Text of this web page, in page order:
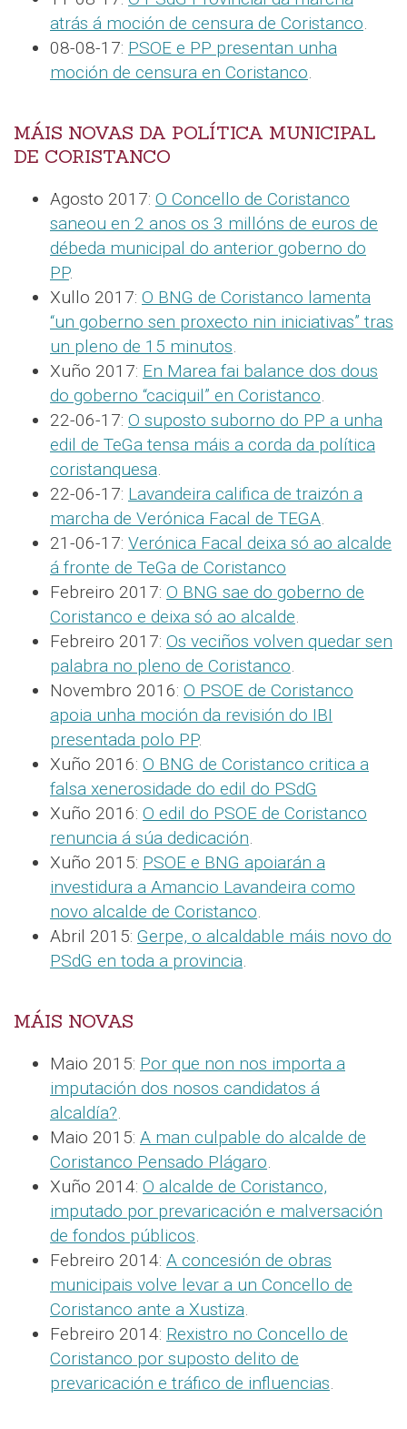
atrás á moción de censura de Coristanco
08-08-17: PSOE e PP presentan unha
moción de censura en Coristanco
MÁIS NOVAS DA POLÍTICA MUNICIPAL
DE CORISTANCO
Agosto 2017: O Concello de Coristanco
saneou en 2 anos os 3 millóns de euros de
débeda municipal do anterior goberno do
PP.
Xullo 2017: O BNG de Coristanco lamenta
“un goberno sen proxecto nin iniciativas” tras
un pleno de 15 minutos
Xuño 2017: En Marea fai balance dos dous
do goberno “caciquil” en Coristanco
22-06-17: O suposto suborno do PP a unha
edil de TeGa tensa máis a corda da política
coristanquesa
22-06-17: Lavandeira califica de traizón a
marcha de Verónica Facal de TEGA
21-06-17: Verónica Facal deixa só ao alcalde
á fronte de TeGa de Coristanco
Febreiro 2017: O BNG sae do goberno de
Coristanco e deixa só ao alcalde
Febreiro 2017: Os veciños volven quedar sen
palabra no pleno de Coristanco
Novembro 2016: O PSOE de Coristanco
apoia unha moción da revisión do IBI
presentada polo PP.
Xuño 2016: O BNG de Coristanco critica a
falsa xenerosidade do edil do PSdG
Xuño 2016: O edil do PSOE de Coristanco
renuncia á súa dedicación
Xuño 2015: PSOE e BNG apoiarán a
investidura a Amancio Lavandeira como
novo alcalde de Coristanco
Abril 2015: Gerpe, o alcaldable máis novo do
PSdG en toda a provincia
MÁIS NOVAS
Maio 2015: Por que non nos importa a
imputación dos nosos candidatos á
alcaldía?
Maio 2015: A man culpable do alcalde de
Coristanco Pensado Plágaro
Xuño 2014: O alcalde de Coristanco,
imputado por prevaricación e malversación
de fondos públicos
Febreiro 2014: A concesión de obras
municipais volve levar a un Concello de
Coristanco ante a Xustiza
Febreiro 2014: Rexistro no Concello de
Coristanco por suposto delito de
prevaricación e tráfico de influencias